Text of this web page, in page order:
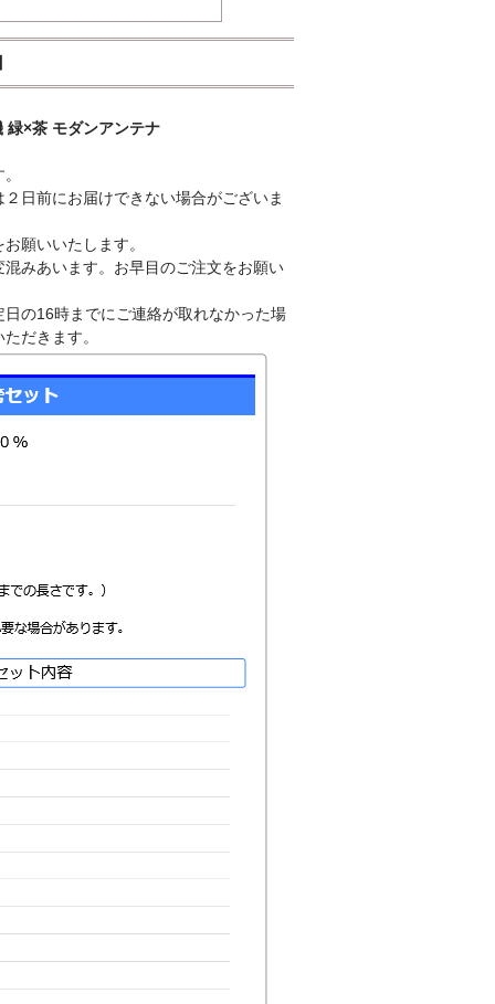
緑×茶 モダンアンテナ
日前にお届けできない場合がございま
願いいたします。
みあいます。お早目のご注文をお願い
の16時までにご連絡が取れなかった場
だきます。